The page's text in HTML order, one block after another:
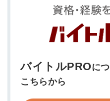
バイトルPROに
こちらから